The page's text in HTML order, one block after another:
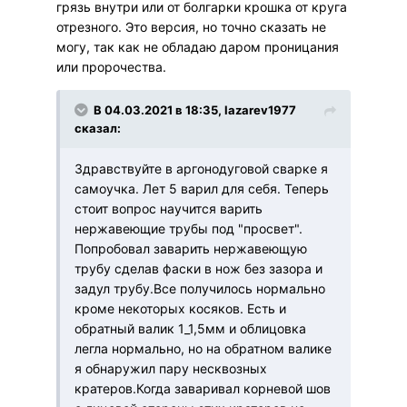
грязь внутри или от болгарки крошка от круга
отрезного. Это версия, но точно сказать не
могу, так как не обладаю даром проницания
или пророчества.
В 04.03.2021 в 18:35, lazarev1977
сказал:
Здравствуйте в аргонодуговой сварке я
самоучка. Лет 5 варил для себя. Теперь
стоит вопрос научится варить
нержавеющие трубы под "просвет".
Попробовал заварить нержавеющую
трубу сделав фаски в нож без зазора и
задул трубу.Все получилось нормально
кроме некоторых косяков. Есть и
обратный валик 1_1,5мм и облицовка
легла нормально, но на обратном валике
я обнаружил пару несквозных
кратеров.Когда заваривал корневой шов